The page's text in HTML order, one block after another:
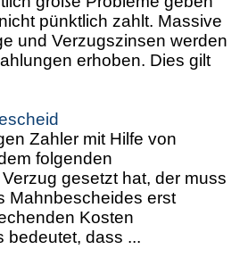
pünktlich zahlt. Massive
und Verzugszinsen werden
erhoben. Dies gilt
Zahler mit Hilfe von
folgenden
gesetzt hat, der muss
Mahnbescheides erst
Kosten
bedeutet, dass ...